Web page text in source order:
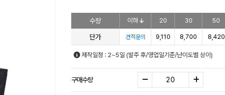
수량 이하 20 30 50
단가 견적문의 9,110 8,700 8,420
제작일정 : 2~5일 (발주 후/영업일기준/난이도별 상이)
구매수량